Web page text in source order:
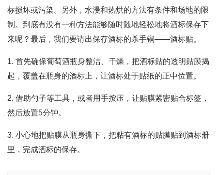
标损坏或污染。另外，水浸和热烘的方法有条件和场地的限
制。到底有没有一种方法能够随时随地轻松地将酒标保存下
来呢？最后，我们要请出保存酒标的杀手锏——酒标贴。
1. 首先确保葡萄酒瓶身整洁、干燥，把酒标贴的透明贴膜揭
起，覆盖在瓶身的酒标上，让酒标处于贴纸的正中位置。
2. 借助勺子等工具，或者用手按压，让贴膜紧密贴合标签，
然后放置5分钟。
3. 小心地把贴膜从瓶身撕下，把粘有酒标的贴膜贴到酒标册
里，完成酒标的保存。